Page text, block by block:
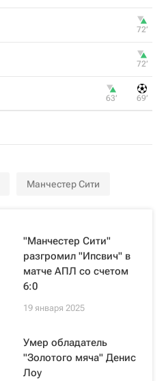
72‎’‎
72‎’‎
63‎’‎ 69‎’‎
Манчестер Сити
"Манчестер Сити"
разгромил "Ипсвич" в
матче АПЛ со счетом
6:0
19 января 2025
Умер обладатель
"Золотого мяча" Денис
Лоу